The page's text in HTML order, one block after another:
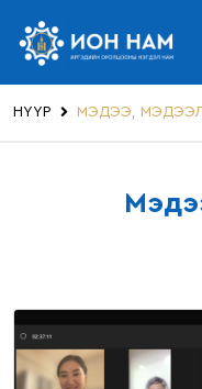
НҮҮР МЭДЭЭ,